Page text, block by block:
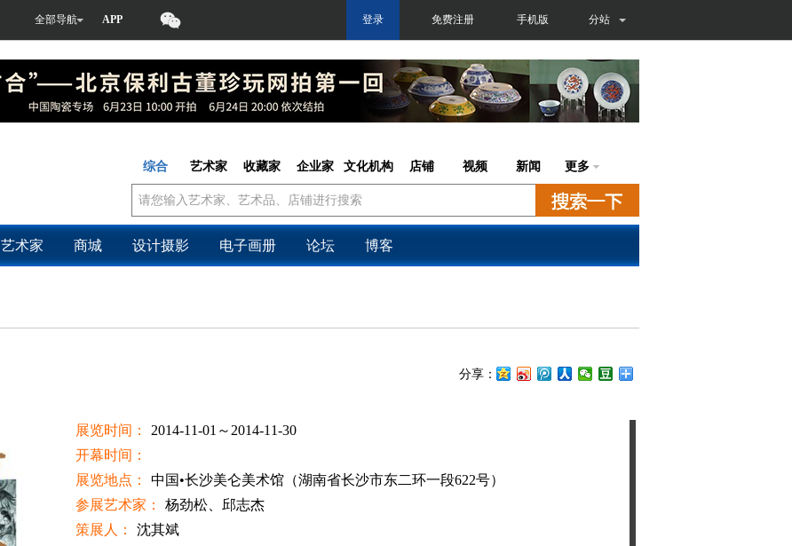
全部导航 APP 分站
手机版
免费注册
登录
综合 艺术家 收藏家 企业家 文化机构 店铺 视频 新闻 更多
艺术家 商城 设计摄影 电子画册 论坛 博客
分享：
展览时间：
2014-11-01～2014-11-30
开幕时间：
展览地点：
中国•长沙美仑美术馆（湖南省长沙市东二环一段622号）
参展艺术家：
杨劲松、邱志杰
策展人：
沈其斌